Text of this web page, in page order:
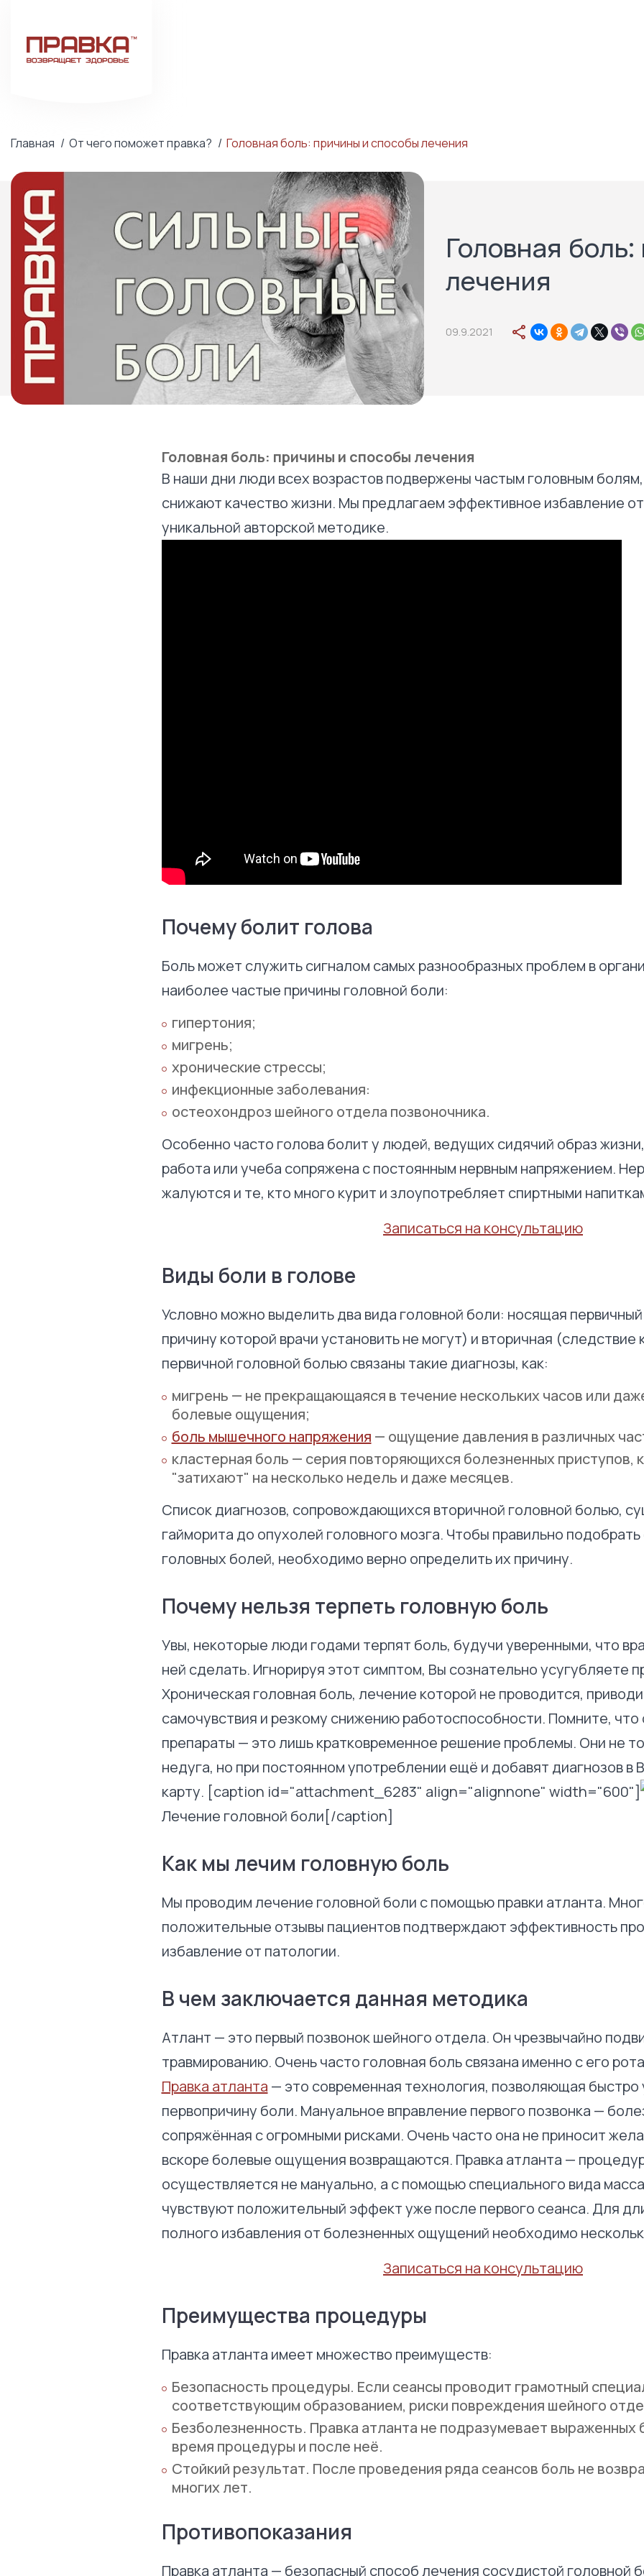
Главная От чего поможет правка? Головная боль: причины и способы лечения
Головная
лечения
09.9.2021
Головная боль: причины и способы лечения
В наши дни люди всех возрастов подвержены частым головным
снижают качество жизни. Мы предлагаем эффективное избавление
уникальной авторской методике.
Почему болит голова
Боль может служить сигналом самых разнообразных проблем в
наиболее частые причины головной боли:
гипертония;
мигрень;
хронические стрессы;
инфекционные заболевания:
остеохондроз шейного отдела позвоночника.
Особенно часто голова болит у людей, ведущих сидячий образ
работа или учеба сопряжена с постоянным нервным напряжением.
жалуются и те, кто много курит и злоупотребляет спиртными
Записаться на консультацию
Виды боли в голове
Условно можно выделить два вида головной боли: носящая
причину которой врачи установить не могут) и вторичная
первичной головной болью связаны такие диагнозы, как:
мигрень — не прекращающаяся в течение нескольких часов или
болевые ощущения;
боль мышечного напряжения — ощущение давления в различных
кластерная боль — серия повторяющихся болезненных приступов,
"затихают" на несколько недель и даже месяцев.
Список диагнозов, сопровождающихся вторичной головной болью,
гайморита до опухолей головного мозга. Чтобы правильно
головных болей, необходимо верно определить их причину.
Почему нельзя терпеть головную боль
Увы, некоторые люди годами терпят боль, будучи уверенными, что
ней сделать. Игнорируя этот симптом, Вы сознательно усугубляете
Хроническая головная боль, лечение которой не проводится,
самочувствия и резкому снижению работоспособности. Помните,
препараты — это лишь кратковременное решение проблемы. Они не
недуга, но при постоянном употреблении ещё и добавят диагнозов
карту. [caption id="attachment_6283" align="alignnone" width="600"]
Лечение головной боли[/caption]
Как мы лечим головную боль
Мы проводим лечение головной боли с помощью правки атланта.
положительные отзывы пациентов подтверждают эффективность
избавление от патологии.
В чем заключается данная методика
Атлант — это первый позвонок шейного отдела. Он чрезвычайно
травмированию. Очень часто головная боль связана именно с его
Правка атланта — это современная технология, позволяющая быстро
первопричину боли. Мануальное вправление первого позвонка —
сопряжённая с огромными рисками. Очень часто она не приносит
вскоре болевые ощущения возвращаются. Правка атланта —
осуществляется не мануально, а с помощью специального вида
чувствуют положительный эффект уже после первого сеанса. Для
полного избавления от болезненных ощущений необходимо
Записаться на консультацию
Преимущества процедуры
Правка атланта имеет множество преимуществ:
Безопасность процедуры. Если сеансы проводит грамотный
соответствующим образованием, риски повреждения шейного
Безболезненность. Правка атланта не подразумевает
время процедуры и после неё.
Стойкий результат. После проведения ряда сеансов боль не
многих лет.
Противопоказания
Правка атланта — безопасный способ лечения сосудистой головной